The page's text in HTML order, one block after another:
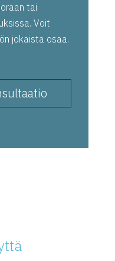
tai
Voit
jokaista osaa.